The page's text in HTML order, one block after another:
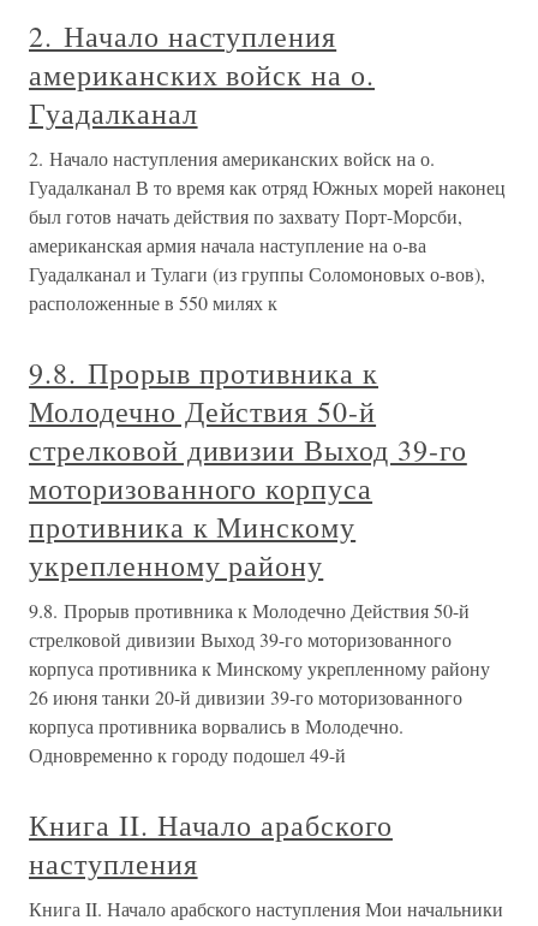
2. Начало наступления
американских войск на о.
Гуадалканал
2. Начало наступления американских войск на о.
Гуадалканал В то время как отряд Южных морей наконец
был готов начать действия по захвату Порт-Морсби,
американская армия начала наступление на о-ва
Гуадалканал и Тулаги (из группы Соломоновых о-вов),
расположенные в 550 милях к
9.8. Прорыв противника к
Молодечно Действия 50-й
стрелковой дивизии Выход 39-го
моторизованного корпуса
противника к Минскому
укрепленному району
9.8. Прорыв противника к Молодечно Действия 50-й
стрелковой дивизии Выход 39-го моторизованного
корпуса противника к Минскому укрепленному району
26 июня танки 20-й дивизии 39-го моторизованного
корпуса противника ворвались в Молодечно.
Одновременно к городу подошел 49-й
Книга II. Начало арабского
наступления
Книга II. Начало арабского наступления Мои начальники